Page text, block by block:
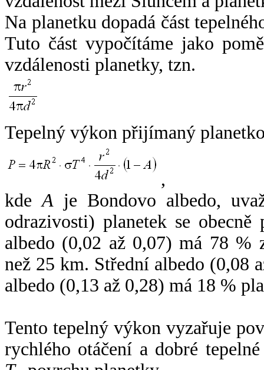
Na planetku dopadá část
Tuto část vypočítáme jako
vzdálenosti planetky, tzn.
Tepelný výkon přijímaný
,
kdeA je Bondovo albedo,
odrazivosti) planetek se
albedo (0,02 až 0,07) má 78 %
než 25 km. Střední albedo (0,08
albedo (0,13 až 0,28) má 18 %
Tento tepelný výkon vyzařuje
rychlého otáčení a dobré